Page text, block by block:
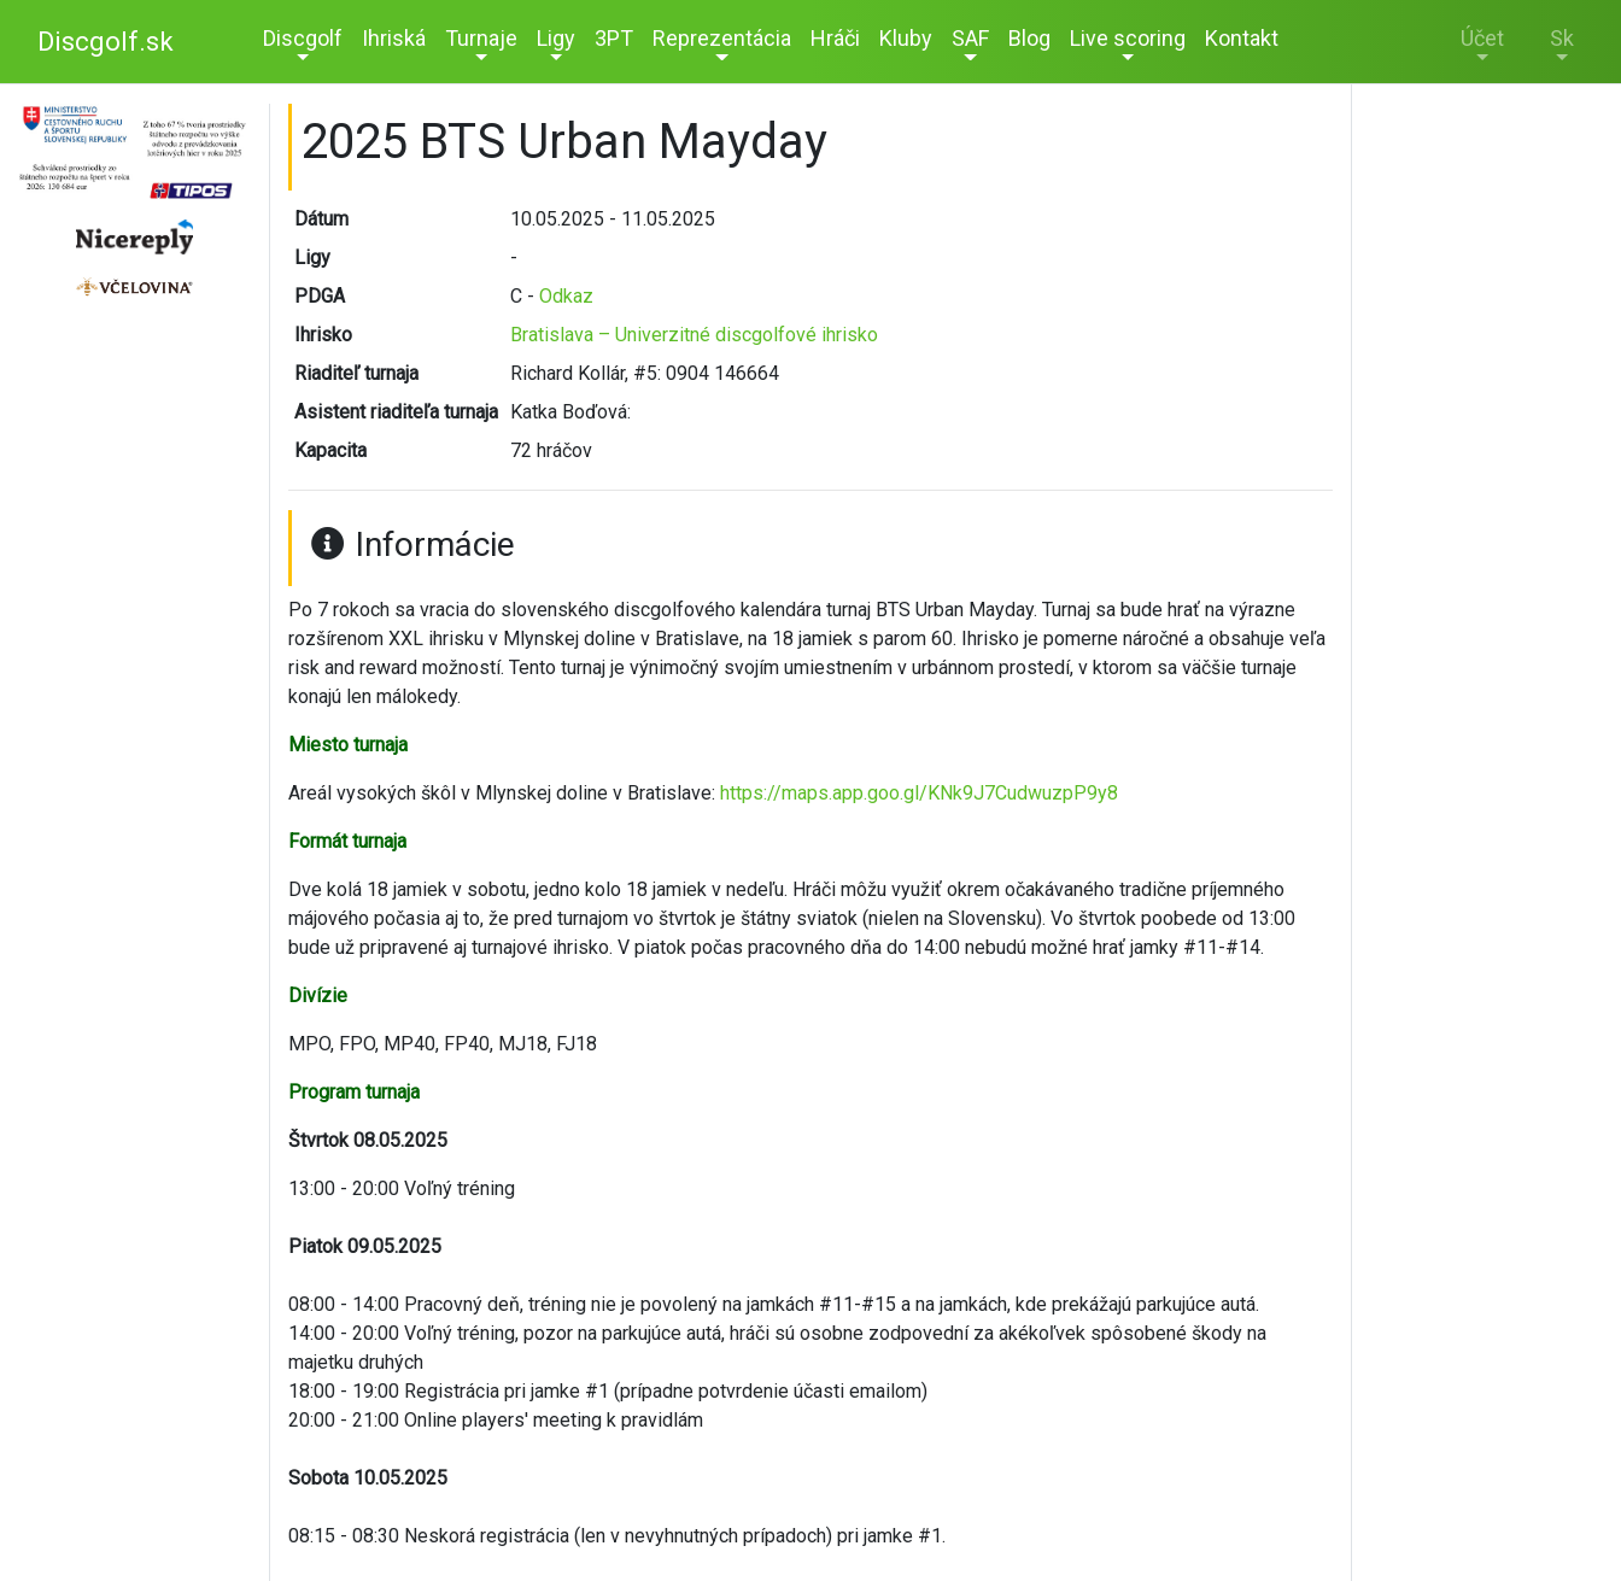
Discgolf.sk Discgolf Ihriská Turnaje Ligy 3PT Reprezentácia Hráči Kluby SAF Blog Live scoring Kontakt Účet Sk
2025 BTS Urban Mayday
Dátum
10.05.2025 - 11.05.2025
Ligy
-
PDGA
C - Odkaz
Ihrisko
Bratislava – Univerzitné discgolfové ihrisko
Riaditeľ turnaja
Richard Kollár, #5: 0904 146664
Asistent riaditeľa turnaja Katka Boďová:
Kapacita
72 hráčov
Informácie
Po 7 rokoch sa vracia do slovenského discgolfového kalendára turnaj BTS Urban Mayday. Turnaj sa bude hrať na výrazne
rozšírenom XXL ihrisku v Mlynskej doline v Bratislave, na 18 jamiek s parom 60. Ihrisko je pomerne náročné a obsahuje veľa
risk and reward možností. Tento turnaj je výnimočný svojím umiestnením v urbánnom prostedí, v ktorom sa väčšie turnaje
konajú len málokedy.
Miesto turnaja
Areál vysokých škôl v Mlynskej doline v Bratislave: https://maps.app.goo.gl/KNk9J7CudwuzpP9y8
Formát turnaja
Dve kolá 18 jamiek v sobotu, jedno kolo 18 jamiek v nedeľu. Hráči môžu využiť okrem očakávaného tradične príjemného
májového počasia aj to, že pred turnajom vo štvrtok je štátny sviatok (nielen na Slovensku). Vo štvrtok poobede od 13:00
bude už pripravené aj turnajové ihrisko. V piatok počas pracovného dňa do 14:00 nebudú možné hrať jamky #11-#14.
Divízie
MPO, FPO, MP40, FP40, MJ18, FJ18
Program turnaja
Štvrtok 08.05.2025
13:00 - 20:00 Voľný tréning
Piatok 09.05.2025
08:00 - 14:00 Pracovný deň, tréning nie je povolený na jamkách #11-#15 a na jamkách, kde prekážajú parkujúce autá.
14:00 - 20:00 Voľný tréning, pozor na parkujúce autá, hráči sú osobne zodpovední za akékoľvek spôsobené škody na
majetku druhých
18:00 - 19:00 Registrácia pri jamke #1 (prípadne potvrdenie účasti emailom)
20:00 - 21:00 Online players' meeting k pravidlám
Sobota 10.05.2025
08:15 - 08:30 Neskorá registrácia (len v nevyhnutných prípadoch) pri jamke #1.